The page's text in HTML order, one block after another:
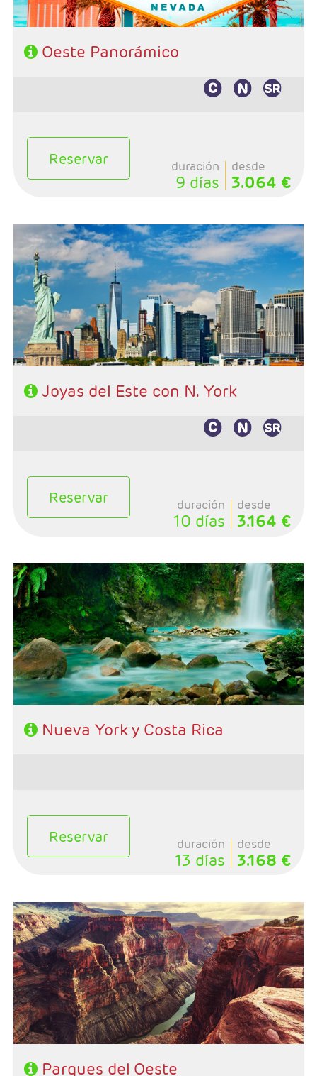
Oeste Panorámico
Reservar duración
9 días
desde
3.064 €
- Salida: Jueves
- Ruta: Nueva York - Philadelphia - Washintong -
Niagara - Boston - Newport - Nueva York
- Categoría hotelera: 3*- 4*
- Régimen: Alojamiento y desayuno
Joyas del Este con N. York
Reservar duración
10 días
desde
3.164 €
- Salidas: Diarias
- Ruta: 4 noches (ampliables) Nueva York + 7 noches
Costa Rica
- Categoría hotelera: A su elección
- Régimen: A su elección
- A destacar: Incluye traslados y Alto y Bajo Manhatan
Nueva York y Costa Rica
Reservar duración
13 días
desde
3.168 €
- Salida: Miercoles
- Ruta: Los Angeles - Grand Canyon - Monument Valley
- Page - antelope - Bryce Canyon - Zion - Las Vegas
- Categoría hotelera: Standard
- Régimen: Alojamiento y desayuno
Parques del Oeste